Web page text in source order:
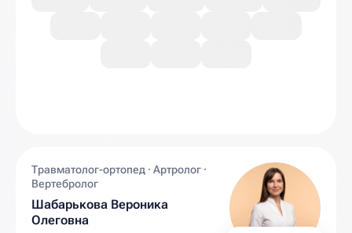
Травматолог-ортопед · Артролог ·
Вертебролог
Шабарькова Вероника
Олеговна